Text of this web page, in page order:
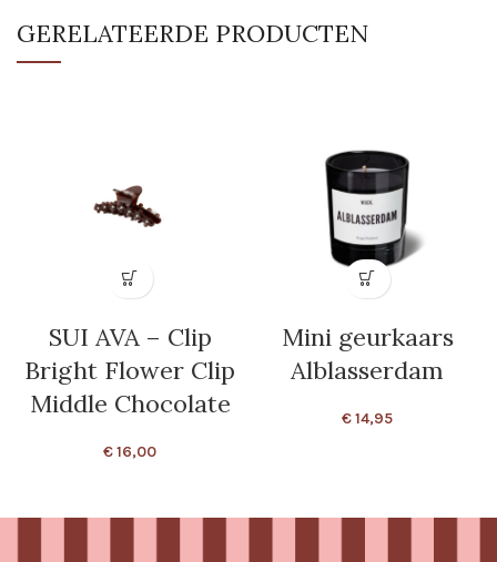
GERELATEERDE PRODUCTEN
SUI AVA – Clip
Bright Flower Clip
Middle Chocolate
€16,00
Mini geurkaars
Alblasserdam
€14,95